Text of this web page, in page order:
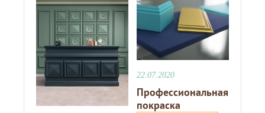
22.07.2020
Профессиональная
покраска